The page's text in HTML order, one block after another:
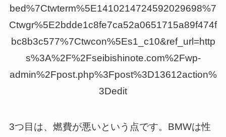
bed%7Ctwterm%5E1410214724592029698%7
Ctwgr%5E2bdde1c8fe7ca52a0651715a89f474f
bc8b3c577%7Ctwcon%5Es1_c10&ref_url=http
s%3A%2F%2Fseibishinote.com%2Fwp-
admin%2Fpost.php%3Fpost%3D13612action%
3Dedit
3つ目は、燃費が悪いという点です。BMWは性